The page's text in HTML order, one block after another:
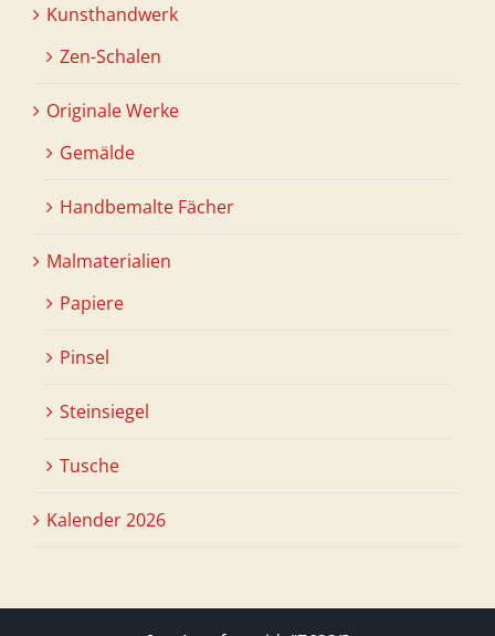
Kunsthandwerk
Zen-Schalen
Originale Werke
Gemälde
Handbemalte Fächer
Malmaterialien
Papiere
Pinsel
Steinsiegel
Tusche
Kalender 2026